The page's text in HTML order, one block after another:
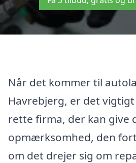
Når det kommer til
Havrebjerg, er det
rette firma, der kan give
opmærksomhed, den
om det drejer sig om